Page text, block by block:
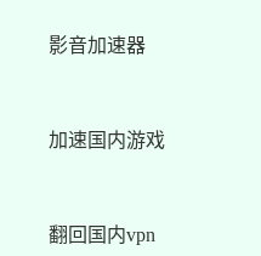
影音加速器
加速国内游戏
翻回国内vpn